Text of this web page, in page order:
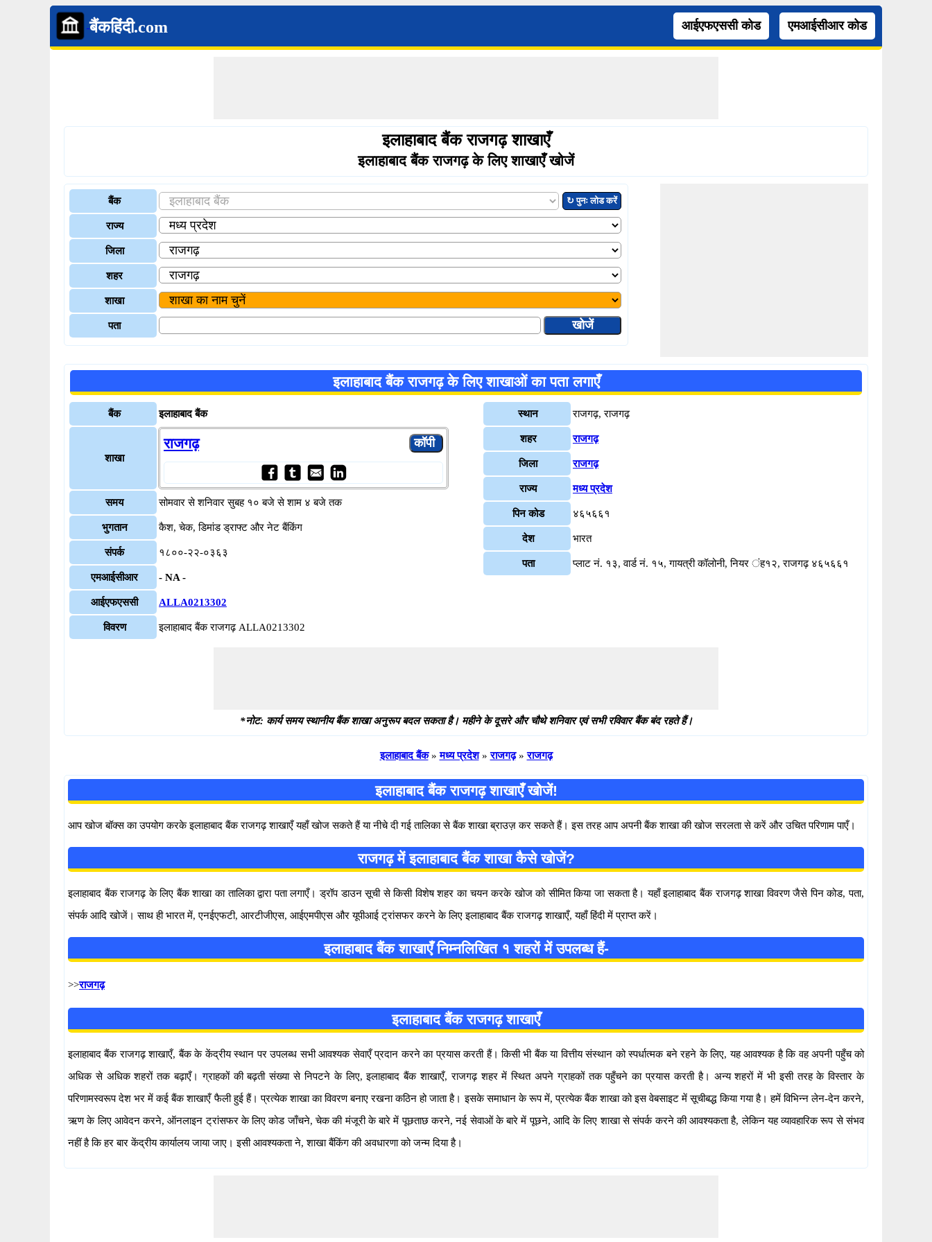
बैंकहिंदी.com आईएफएससी कोड एमआईसीआर कोड
इलाहाबाद बैंक राजगढ़ शाखाएँ
इलाहाबाद बैंक राजगढ़ के लिए शाखाएँ खोजें
बैंक ↻ पुनः लोड करें
राज्य
जिला
शहर
शाखा
पता
इलाहाबाद बैंक राजगढ़ के लिए शाखाओं का पता लगाएँ
बैंक इलाहाबाद बैंक
शाखा
राजगढ़
समय सोमवार से शनिवार सुबह १० बजे से शाम ४ बजे तक
भुगतान कैश, चेक, डिमांड ड्राफ्ट और नेट बैंकिंग
संपर्क १८००-२२-०३६३
एमआईसीआर - NA -
आईएफएससी ALLA0213302
विवरण इलाहाबाद बैंक राजगढ़ ALLA0213302
स्थान राजगढ़, राजगढ़
शहर राजगढ़
जिला राजगढ़
राज्य मध्य प्रदेश
पिन कोड ४६५६६१
देश भारत
पता प्लाट नं. १३, वार्ड नं. १५, गायत्री कॉलोनी, नियर ंह१२, राजगढ़ ४६५६६१
*नोट: कार्य समय स्थानीय बैंक शाखा अनुरूप बदल सकता है। महीने के दूसरे और चौथे शनिवार एवं सभी रविवार बैंक बंद रहते हैं।
इलाहाबाद बैंक » मध्य प्रदेश » राजगढ़ » राजगढ़
इलाहाबाद बैंक राजगढ़ शाखाएँ खोजें!
आप खोज बॉक्स का उपयोग करके इलाहाबाद बैंक राजगढ़ शाखाएँ यहाँ खोज सकते हैं या नीचे दी गई तालिका से बैंक शाखा ब्राउज़ कर सकते हैं। इस तरह आप अपनी बैंक शाखा की खोज सरलता से करें और उचित परिणाम पाएँ।
राजगढ़ में इलाहाबाद बैंक शाखा कैसे खोजें?
इलाहाबाद बैंक राजगढ़ के लिए बैंक शाखा का तालिका द्वारा पता लगाएँ। ड्रॉप डाउन सूची से किसी विशेष शहर का चयन करके खोज को सीमित किया जा सकता है। यहाँ इलाहाबाद बैंक राजगढ़ शाखा विवरण जैसे पिन कोड, पता,
संपर्क आदि खोजें। साथ ही भारत में, एनईएफटी, आरटीजीएस, आईएमपीएस और यूपीआई ट्रांसफर करने के लिए इलाहाबाद बैंक राजगढ़ शाखाएँ, यहाँ हिंदी में प्राप्त करें।
इलाहाबाद बैंक शाखाएँ निम्नलिखित १ शहरों में उपलब्ध हैं-
>>राजगढ़
इलाहाबाद बैंक राजगढ़ शाखाएँ
इलाहाबाद बैंक राजगढ़ शाखाएँ, बैंक के केंद्रीय स्थान पर उपलब्ध सभी आवश्यक सेवाएँ प्रदान करने का प्रयास करती हैं। किसी भी बैंक या वित्तीय संस्थान को स्पर्धात्मक बने रहने के लिए, यह आवश्यक है कि वह अपनी पहुँच को
अधिक से अधिक शहरों तक बढ़ाएँ। ग्राहकों की बढ़ती संख्या से निपटने के लिए, इलाहाबाद बैंक शाखाएँ, राजगढ़ शहर में स्थित अपने ग्राहकों तक पहुँचने का प्रयास करती है। अन्य शहरों में भी इसी तरह के विस्तार के
परिणामस्वरूप देश भर में कई बैंक शाखाएँ फैली हुई हैं। प्रत्येक शाखा का विवरण बनाए रखना कठिन हो जाता है। इसके समाधान के रूप में, प्रत्येक बैंक शाखा को इस वेबसाइट में सूचीबद्ध किया गया है। हमें विभिन्न लेन-देन करने,
ऋण के लिए आवेदन करने, ऑनलाइन ट्रांसफर के लिए कोड जाँचने, चेक की मंजूरी के बारे में पूछताछ करने, नई सेवाओं के बारे में पूछने, आदि के लिए शाखा से संपर्क करने की आवश्यकता है, लेकिन यह व्यावहारिक रूप से संभव
नहीं है कि हर बार केंद्रीय कार्यालय जाया जाए। इसी आवश्यकता ने, शाखा बैंकिंग की अवधारणा को जन्म दिया है।